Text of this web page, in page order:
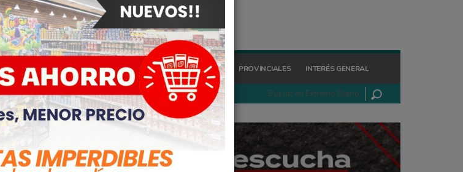
FIGHIERA GENERAL LAGOS POLICIALES REGIONALES PROVINCIALES INTERÉS GENERAL